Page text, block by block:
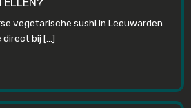
vegetarische sushi in Leeuwarden
direct bij […]